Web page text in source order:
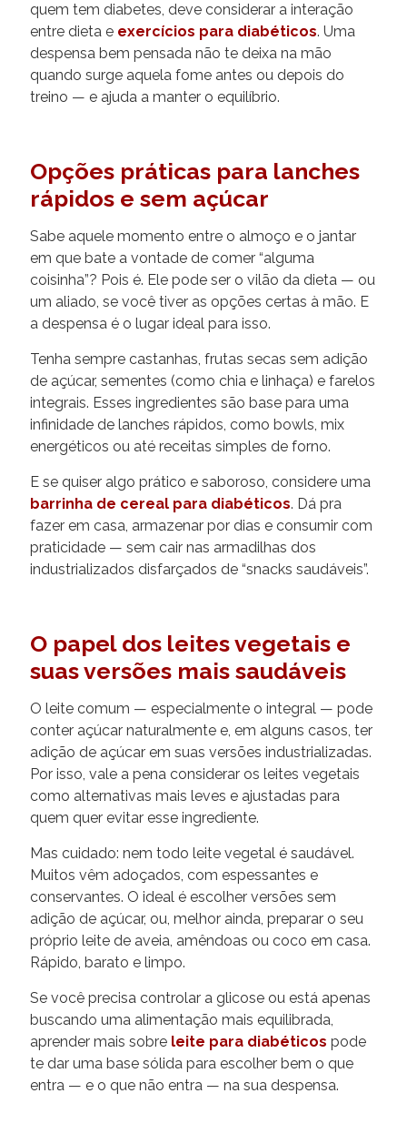
quem tem diabetes, deve considerar a interação
entre dieta e exercícios para diabéticos. Uma
despensa bem pensada não te deixa na mão
quando surge aquela fome antes ou depois do
treino — e ajuda a manter o equilíbrio.
Opções práticas para lanches
rápidos e sem açúcar
Sabe aquele momento entre o almoço e o jantar
em que bate a vontade de comer “alguma
coisinha”? Pois é. Ele pode ser o vilão da dieta — ou
um aliado, se você tiver as opções certas à mão. E
a despensa é o lugar ideal para isso.
Tenha sempre castanhas, frutas secas sem adição
de açúcar, sementes (como chia e linhaça) e farelos
integrais. Esses ingredientes são base para uma
infinidade de lanches rápidos, como bowls, mix
energéticos ou até receitas simples de forno.
E se quiser algo prático e saboroso, considere uma
barrinha de cereal para diabéticos. Dá pra
fazer em casa, armazenar por dias e consumir com
praticidade — sem cair nas armadilhas dos
industrializados disfarçados de “snacks saudáveis”.
O papel dos leites vegetais e
suas versões mais saudáveis
O leite comum — especialmente o integral — pode
conter açúcar naturalmente e, em alguns casos, ter
adição de açúcar em suas versões industrializadas.
Por isso, vale a pena considerar os leites vegetais
como alternativas mais leves e ajustadas para
quem quer evitar esse ingrediente.
Mas cuidado: nem todo leite vegetal é saudável.
Muitos vêm adoçados, com espessantes e
conservantes. O ideal é escolher versões sem
adição de açúcar, ou, melhor ainda, preparar o seu
próprio leite de aveia, amêndoas ou coco em casa.
Rápido, barato e limpo.
Se você precisa controlar a glicose ou está apenas
buscando uma alimentação mais equilibrada,
aprender mais sobre leite para diabéticos pode
te dar uma base sólida para escolher bem o que
entra — e o que não entra — na sua despensa.